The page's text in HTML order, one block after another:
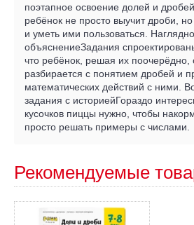
поэтапное освоение долей и
ребёнок не просто выучит дроби,
и уметь ими пользоваться.
объяснениеЗадания
что ребёнок, решая их поочерёдно,
разбирается с понятием дробей и
математических действий с ними.
задания с историейГораздо
кусочков пиццы нужно, чтобы
просто решать примеры с числами.
Рекомендуемые